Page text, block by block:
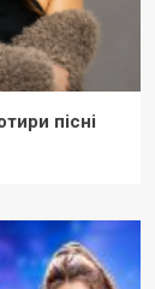
пісні